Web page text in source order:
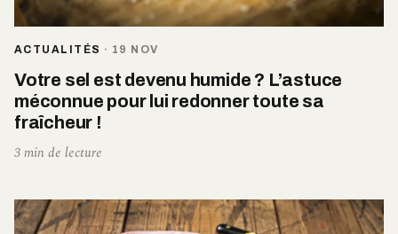
ACTUALITÉS · 19 NOV
Votre sel est devenu humide ? L’astuce
méconnue pour lui redonner toute sa
fraîcheur !
3 min de lecture